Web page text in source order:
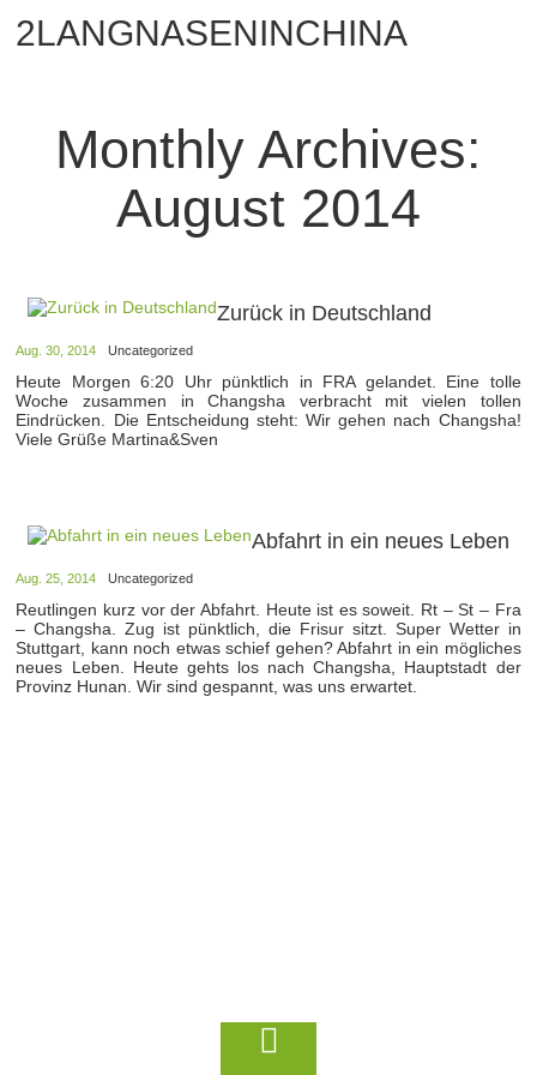
2LANGNASENINCHINA
Monthly Archives:
August 2014
Zurück in Deutschland
Aug. 30, 2014 Uncategorized
Heute Morgen 6:20 Uhr pünktlich in FRA gelandet. Eine tolle
Woche zusammen in Changsha verbracht mit vielen tollen
Eindrücken. Die Entscheidung steht: Wir gehen nach Changsha!
Viele Grüße Martina&Sven
Abfahrt in ein neues Leben
Aug. 25, 2014 Uncategorized
Reutlingen kurz vor der Abfahrt. Heute ist es soweit. Rt – St – Fra
– Changsha. Zug ist pünktlich, die Frisur sitzt. Super Wetter in
Stuttgart, kann noch etwas schief gehen? Abfahrt in ein mögliches
neues Leben. Heute gehts los nach Changsha, Hauptstadt der
Provinz Hunan. Wir sind gespannt, was uns erwartet.